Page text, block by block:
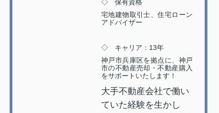
◇ 保有資格
宅地建物取引士、住宅ローン
アドバイザー
◇ キャリア：13年
神戸市兵庫区を拠点に、神戸
市の不動産売却・不動産購入
をサポートいたします！
大手不動産会社で働い
ていた経験を生かし